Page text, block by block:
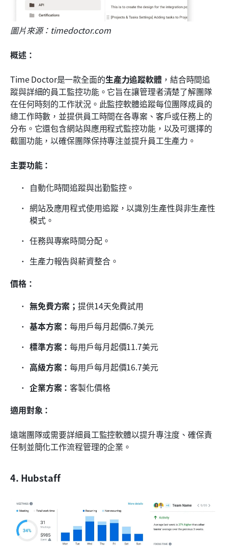
圖片來源：timedoctor.com
概述：
Time Doctor是一款全面的生產力追蹤軟體，結合時間追
蹤與詳細的員工監控功能。它旨在讓管理者清楚了解團隊
在任何時刻的工作狀況。此監控軟體追蹤每位團隊成員的
總工作時數，並提供員工時間在各專案、客戶或任務上的
分布。它還包含網站與應用程式監控功能，以及可選擇的
截圖功能，以確保團隊保持專注並提升員工生產力。
主要功能：
自動化時間追蹤與出勤監控。
網站及應用程式使用追蹤，以識別生產性與非生產性
模式。
任務與專案時間分配。
生產力報告與薪資整合。
價格：
無免費方案；提供14天免費試用
基本方案：每用戶每月起價6.7美元
標準方案：每用戶每月起價11.7美元
高級方案：每用戶每月起價16.7美元
企業方案：客製化價格
適用對象：
遠端團隊或需要詳細員工監控軟體以提升專注度、確保責
任制並簡化工作流程管理的企業。
4. Hubstaff